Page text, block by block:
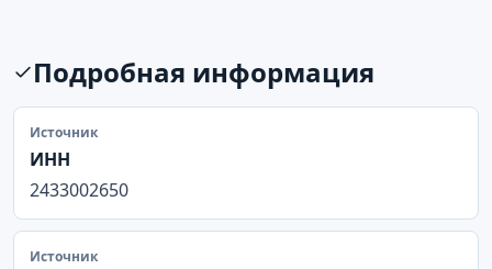
Подробная информация
Источник
ИНН
2433002650
Источник